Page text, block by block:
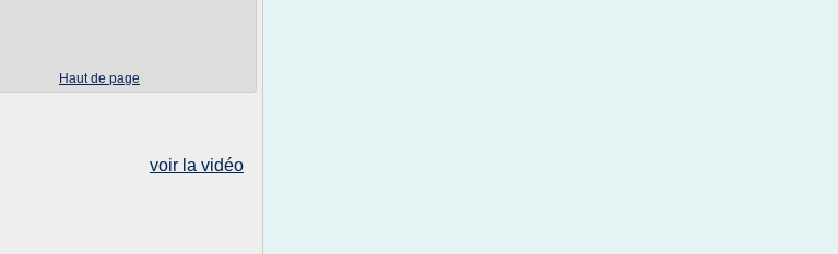
Haut de page
voir la vidéo